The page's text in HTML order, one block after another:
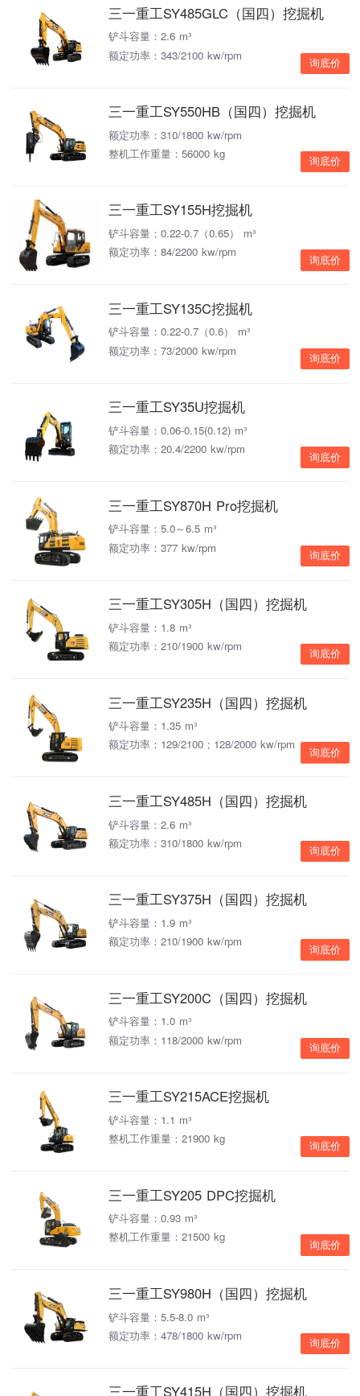
三一重工SY485GLC（国四）挖掘机
铲斗容量：2.6 m³
额定功率：343/2100 kw/rpm
询底价
三一重工SY550HB（国四）挖掘机
额定功率：310/1800 kw/rpm
整机工作重量：56000 kg
询底价
三一重工SY155H挖掘机
铲斗容量：0.22-0.7（0.65） m³
额定功率：84/2200 kw/rpm
询底价
三一重工SY135C挖掘机
铲斗容量：0.22-0.7（0.6） m³
额定功率：73/2000 kw/rpm
询底价
三一重工SY35U挖掘机
铲斗容量：0.06-0.15(0.12) m³
额定功率：20.4/2200 kw/rpm
询底价
三一重工SY870H Pro挖掘机
铲斗容量：5.0～6.5 m³
额定功率：377 kw/rpm
询底价
三一重工SY305H（国四）挖掘机
铲斗容量：1.8 m³
额定功率：210/1900 kw/rpm
询底价
三一重工SY235H（国四）挖掘机
铲斗容量：1.35 m³
额定功率：129/2100；128/2000 kw/rpm
询底价
三一重工SY485H（国四）挖掘机
铲斗容量：2.6 m³
额定功率：310/1800 kw/rpm
询底价
三一重工SY375H（国四）挖掘机
铲斗容量：1.9 m³
额定功率：210/1900 kw/rpm
询底价
三一重工SY200C（国四）挖掘机
铲斗容量：1.0 m³
额定功率：118/2000 kw/rpm
询底价
三一重工SY215ACE挖掘机
铲斗容量：1.1 m³
整机工作重量：21900 kg
询底价
三一重工SY205 DPC挖掘机
铲斗容量：0.93 m³
整机工作重量：21500 kg
询底价
三一重工SY980H（国四）挖掘机
铲斗容量：5.5-8.0 m³
额定功率：478/1800 kw/rpm
询底价
三一重工SY415H（国四）挖掘机